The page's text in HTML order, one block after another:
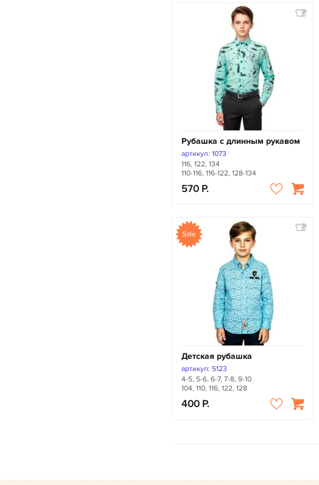
Рубашка с длинным рукавом
артикул: 1073
116, 122, 134
110-116, 116-122, 128-134
570
Sale
Детская рубашка
артикул: 5123
4-5, 5-6, 6-7, 7-8, 9-10
104, 110, 116, 122, 128
400